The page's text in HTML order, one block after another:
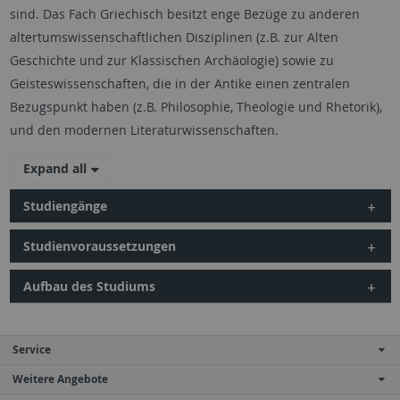
sind. Das Fach Griechisch besitzt enge Bezüge zu anderen
altertumswissenschaftlichen Disziplinen (z.B. zur Alten
Geschichte und zur Klassischen Archäologie) sowie zu
Geisteswissenschaften, die in der Antike einen zentralen
Bezugspunkt haben (z.B. Philosophie, Theologie und Rhetorik),
und den modernen Literaturwissenschaften.
Expand all
Studiengänge
Studienvoraussetzungen
Aufbau des Studiums
Service
Weitere Angebote